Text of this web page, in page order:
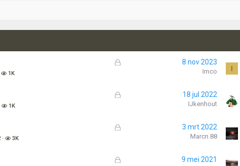
G
o
n
1K
8 nov 2023
Imco I
G
o
n
1K
18 jul 2022
IJkenhout
G
3K
3 mrt 2022
Marcn.88
G
9 mei 2021